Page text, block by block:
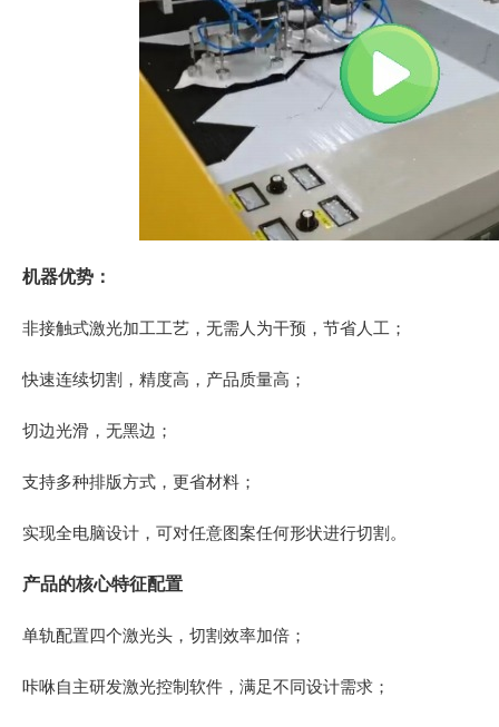
机器优势：
非接触式激光加工工艺，无需人为干预，节省人工；
快速连续切割，精度高，产品质量高；
切边光滑，无黑边；
支持多种排版方式，更省材料；
实现全电脑设计，可对任意图案任何形状进行切割。
产品的核心特征配置
单轨配置四个激光头，切割效率加倍；
咔咻自主研发激光控制软件，满足不同设计需求；